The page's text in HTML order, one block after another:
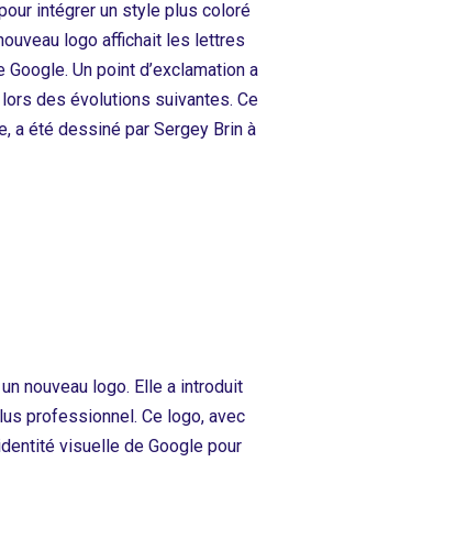
intégrer un style plus coloré
logo affichait les lettres
Un point d’exclamation a
des évolutions suivantes. Ce
a été dessiné par Sergey Brin à
nouveau logo. Elle a introduit
professionnel. Ce logo, avec
visuelle de Google pour